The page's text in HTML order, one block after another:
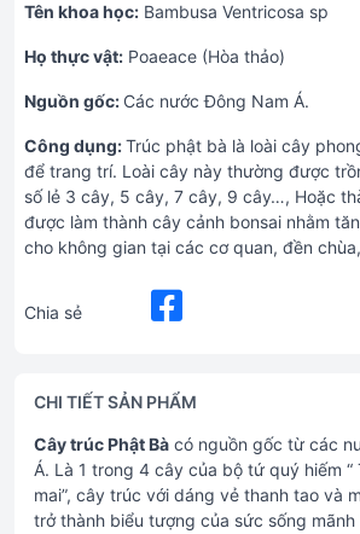
Tên khoa học: Bambusa Ventricosa sp
Họ thực vật: Poaeace (Hòa thảo)
Nguồn gốc: Các nước Đông Nam Á.
Công dụng:Trúc phật bà là loài cây
để trang trí. Loài cây này thường được
số lẻ 3 cây, 5 cây, 7 cây, 9 cây…, Hoặc
được làm thành cây cảnh bonsai nhằm
cho không gian tại các cơ quan, đền
Chia sẻ
CHI TIẾT SẢN PHẨM
Cây trúc Phật Bà có nguồn gốc từ các
Á. Là 1 trong 4 cây của bộ tứ quý hiếm “
mai”, cây trúc với dáng vẻ thanh tao và
trở thành biểu tượng của sức sống mãnh